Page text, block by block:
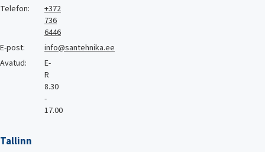
Telefon:
+372
736
6446
E-post:
info@santehnika.ee
Avatud:
E-
R
8.30
-
17.00
Tallinn